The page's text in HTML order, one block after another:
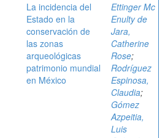
La incidencia del
Estado en la
conservación de
las zonas
arqueológicas
patrimonio mundial
en México
Ettinger Mc
Enulty de
Jara,
Catherine
Rose;
Rodríguez
Espinosa,
Claudia;
Gómez
Azpeitia,
Luis